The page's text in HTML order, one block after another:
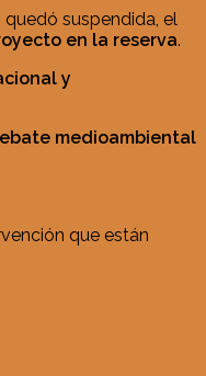
suspendida, el
en la reserva.
y
medioambiental
que están